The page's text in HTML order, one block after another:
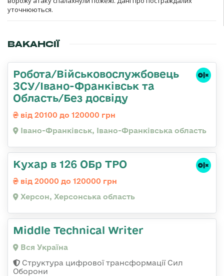
уточнюються.
ВАКАНСІЇ
Робота/Військовослужбовець
ЗСУ/Івано-Франківськ та
Область/Без досвіду
від 20100 до 120000 грн
Івано-Франківськ, Івано-Франківська область
Кухар в 126 ОБр ТРО
від 20000 до 120000 грн
Херсон, Херсонська область
Middle Technical Writer
Вся Україна
Структура цифрової трансформації Сил
Оборони